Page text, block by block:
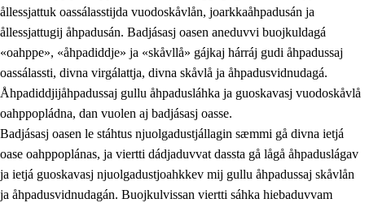
ållessjattuk oassálasstijda vuodoskåvlån, joarkkaåhpadusán ja
ållessjattugij åhpadusán. Badjásasj oasen aneduvvi buojkuldagá
«oahppe», «åhpadiddje» ja «skåvllå» gájkaj hárráj gudi åhpadussaj
oassálassti, divna virgálattja, divna skåvlå ja åhpadusvidnudagá.
Åhpadiddjijåhpadussaj gullu åhpadusláhka ja guoskavasj vuodoskåvlå
oahppopládna, dan vuolen aj badjásasj oasse.
Badjásasj oasen le stáhtus njuolgadustjállagin sæmmi gå divna ietjá
oase oahppoplánas, ja viertti dádjaduvvat dassta gå lågå åhpaduslágav
ja ietjá guoskavasj njuolgadustjoahkkev mij gullu åhpadussaj skåvlån
ja åhpadusvidnudagán. Buojkulvissan viertti sáhka hiebaduvvam